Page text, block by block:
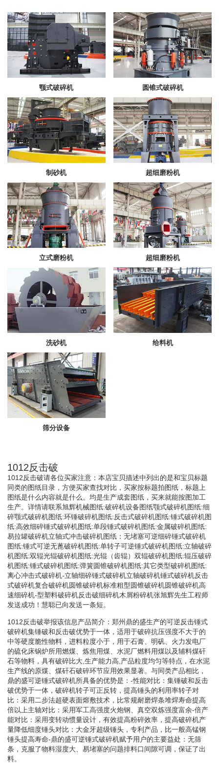
颚式破碎机 圆锥式破碎机
制砂机 超细磨粉机
立式磨粉机 超细磨粉机
洗砂机 给料机
筛分设备
1012反击破
1012反击破请各位买家注意：本店宝贝描述中列出的是和宝贝标题
同类的图纸目录，方便买家查找对比，买家按标题拍图纸，标题上
图纸是什么内容就是什么。均是生产成套图纸，买来就能按图加工
生产。详情请联系旭辉机械图纸:破碎机设备图纸颚式破碎机图纸:细
碎颚式破碎机图纸:环锤破碎机图纸:反击式破碎机图纸:锤式破碎机图
纸:高效细碎锤式破碎机图纸:单段锤式破碎机图纸:金属破碎机图纸:
易拉罐破碎机立轴式冲击破碎机图纸：无堵塞可逆细碎锤式破碎机
图纸:锤式可逆无蓖破碎机图纸:单转子可逆锤式破碎机图纸:立轴破碎
机图纸:双辊光辊破碎机图纸:光辊（齿辊）双辊破碎机图纸:辊压破碎
机图纸:锤式破碎机图纸:弹簧圆锥破碎机图纸:其它类型破碎机图纸:
离心冲击式破碎机-立轴细碎锤式破碎机立轴破碎机锤式破碎机反击
式破碎机复合破碎机圆锥破碎机标准粗型圆锥破碎机圆锥破碎机高
速细碎机-型塑料破碎机反击破细碎机木屑粉碎机张旭辉先生工程师
发送成功！慧聪已向发送一条短。
1012反击破举报该信息产品简介：郑州鼎的盛生产的可逆反击锤式
破碎机集锤破和反击破优势于一体，适用于破碎抗压强度不大于的
中等硬度脆性物料，进料粒度小于，用于石膏、明矾、火力发电厂
的硫化床锅炉所用燃煤、炼焦用煤、水泥厂燃料用煤以及辅料煤矸
石等物料，具有破碎比大,生产能力高,产品粒度均匀等特点，在水泥
生产线的原煤、煤矸石破碎环节应用效果显著。与同类产品相比，
鼎的盛可逆锤式破碎机所具备的优势是：-性能对比：集锤破和反击
破优势于一体，破碎机转子可正反转，提高锤头的利用率转子对
比：采用二步法超硬表面熔敷技术，比常规耐磨焊条堆焊寿命提高
倍以上主轴对比：采用军工高强度火炮钢、真空双炼强度富余-倍产
能对比：采用变转动惯量设计，有效提高粉碎效率，提高破碎机产
量降低细度锤头对比：大金牙超级锤头，专利产品，比一般高锰钢
锤头提高寿命-鼎的盛可逆锤式破碎机赋予用户的主要益处：无筛
条，克服了物料湿度大、易堵塞的问题排料口间隙可调，保证了出
料。